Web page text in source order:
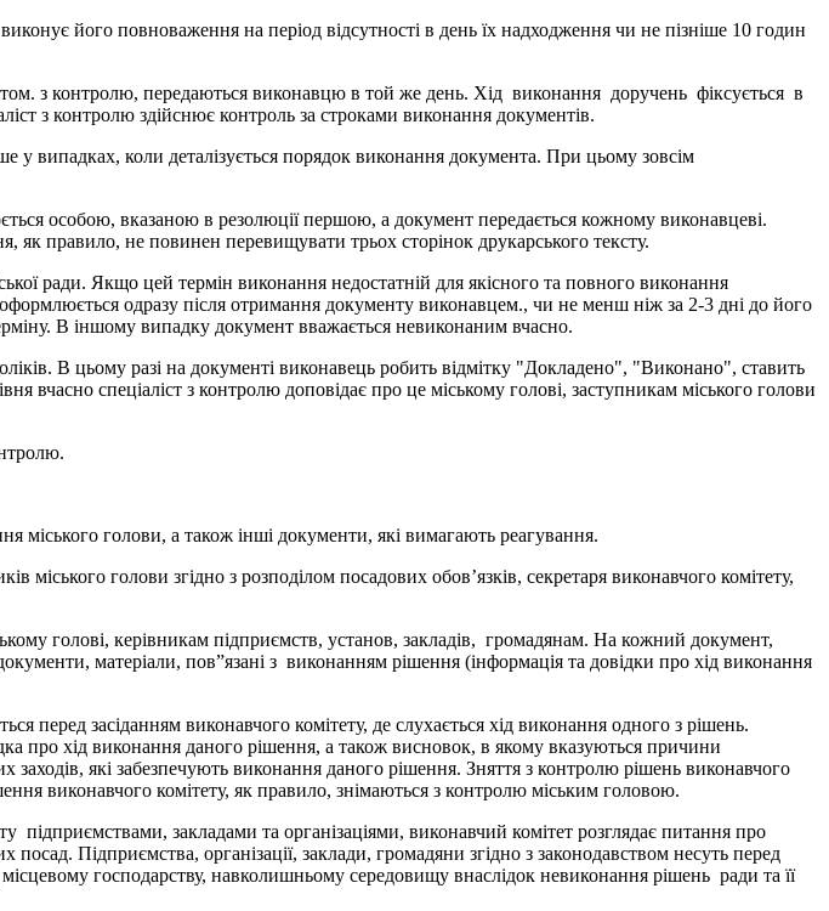
його повноваження на період відсутності в день їх надходження чи не пізніше 10 годин
з контролю, передаються виконавцю в той же день. Хід виконання доручень фіксується в
з контролю здійснює контроль за строками виконання документів.
випадках, коли деталізується порядок виконання документа. При цьому зовсім
особою, вказаною в резолюції першою, а документ передається кожному виконавцеві.
як правило, не повинен перевищувати трьох сторінок друкарського тексту.
ради. Якщо цей термін виконання недостатній для якісного та повного виконання
одразу після отримання документу виконавцем., чи не менш ніж за 2-3 дні до його
В іншому випадку документ вважається невиконаним вчасно.
В цьому разі на документі виконавець робить відмітку "Докладено", "Виконано", ставить
спеціаліст з контролю доповідає про це міському голові, заступникам міського голови
міського голови, а також інші документи, які вимагають реагування.
голови згідно з розподілом посадових обов’язків, секретаря виконавчого комітету,
голові, керівникам підприємств, установ, закладів, громадянам. На кожний документ,
матеріали, пов”язані з виконанням рішення (інформація та довідки про хід виконання
засіданням виконавчого комітету, де слухається хід виконання одного з рішень.
про хід виконання даного рішення, а також висновок, в якому вказуються причини
які забезпечують виконання даного рішення. Зняття з контролю рішень виконавчого
виконавчого комітету, як правило, знімаються з контролю міським головою.
підприємствами, закладами та організаціями, виконавчий комітет розглядає питання про
Підприємства, організації, заклади, громадяни згідно з законодавством несуть перед
господарству, навколишньому середовищу внаслідок невиконання рішень ради та її